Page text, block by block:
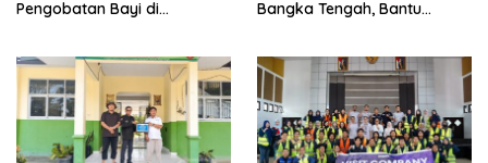
Pengobatan Bayi di
Bangka Tengah, Bantu